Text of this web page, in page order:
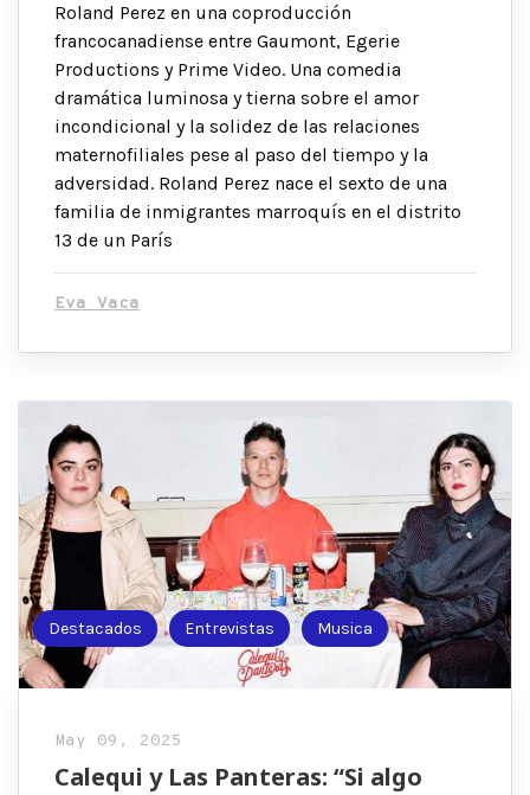
Roland Perez en una coproducción
francocanadiense entre Gaumont, Egerie
Productions y Prime Video. Una comedia
dramática luminosa y tierna sobre el amor
incondicional y la solidez de las relaciones
maternofiliales pese al paso del tiempo y la
adversidad. Roland Perez nace el sexto de una
familia de inmigrantes marroquís en el distrito
13 de un París
Eva Vaca
Destacados Entrevistas Musica
May 09, 2025
Calequi y Las Panteras: “Si algo